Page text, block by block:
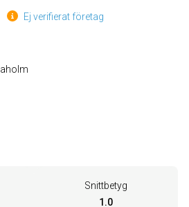
Ej verifierat företag
Profilgatan 1, 312 34 Laholm
Snittbetyg
1.0